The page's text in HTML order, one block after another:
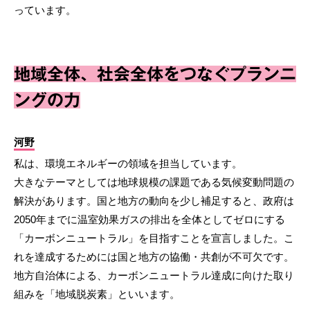
っています。
地域全体、社会全体をつなぐプランニ
ングの力
河野
私は、環境エネルギーの領域を担当しています。
大きなテーマとしては地球規模の課題である気候変動問題の
解決があります。国と地方の動向を少し補足すると、政府は
2050年までに温室効果ガスの排出を全体としてゼロにする
「カーボンニュートラル」を目指すことを宣言しました。こ
れを達成するためには国と地方の協働・共創が不可欠です。
地方自治体による、カーボンニュートラル達成に向けた取り
組みを「地域脱炭素」といいます。